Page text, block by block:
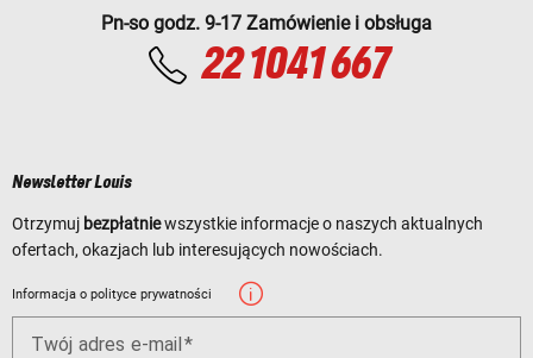
Pn-so godz. 9-17 Zamówienie i obsługa
22 1041 667
Newsletter Louis
Otrzymuj bezpłatniewszystkie informacje o naszych aktualnych
ofertach, okazjach lub interesujących nowościach.
Informacja o polityce prywatności
Twój adres e-mail